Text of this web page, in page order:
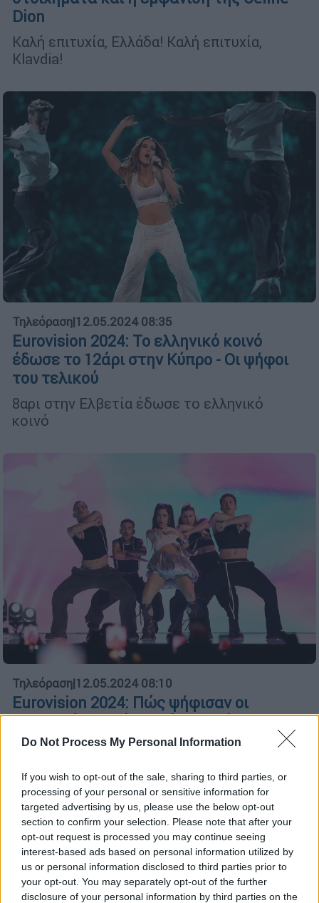
Do Not Process My Personal Information
If you wish to opt-out of the sale, sharing to third parties, or
processing of your personal or sensitive information for
targeted advertising by us, please use the below opt-out
section to confirm your selection. Please note that after your
opt-out request is processed you may continue seeing
interest-based ads based on personal information utilized by
us or personal information disclosed to third parties prior to
your opt-out. You may separately opt-out of the further
disclosure of your personal information by third parties on the
Dion
Καλή επιτυχία, Ελλάδα! Καλή επιτυχία,
Klavdia!
Τηλεόραση|12.05.2024 08:35
Eurovision 2024: Το ελληνικό κοινό
έδωσε το 12άρι στην Κύπρο - Οι ψήφοι
του τελικού
8αρι στην Ελβετία έδωσε το ελληνικό
κοινό
Τηλεόραση|12.05.2024 08:10
Eurovision 2024: Πώς ψήφισαν οι
επιτροπές το Ζάρι - Πόσους πόντους
έλαβε η Ελλάδα
Ελλάδα